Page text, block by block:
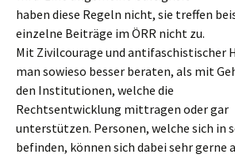
haben diese Regeln nicht, sie treffen
einzelne Beiträge im ÖRR nicht zu.
Mit Zivilcourage und antifaschistischer
man sowieso besser beraten, als mit
den Institutionen, welche die
Rechtsentwicklung mittragen oder gar
unterstützen. Personen, welche sich in
befinden, können sich dabei sehr gerne